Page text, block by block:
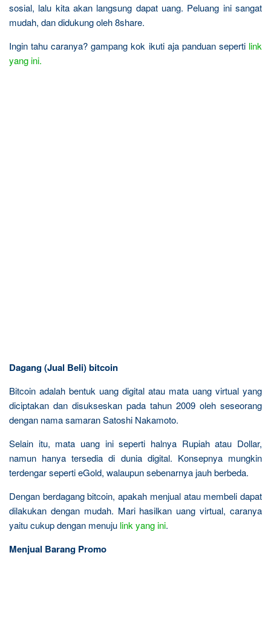
sosial, lalu kita akan langsung dapat uang. Peluang ini sangat
mudah, dan didukung oleh 8share.
Ingin tahu caranya? gampang kok ikuti aja panduan seperti link
yang ini.
Dagang (Jual Beli) bitcoin
Bitcoin adalah bentuk uang digital atau mata uang virtual yang
diciptakan dan disukseskan pada tahun 2009 oleh seseorang
dengan nama samaran Satoshi Nakamoto.
Selain itu, mata uang ini seperti halnya Rupiah atau Dollar,
namun hanya tersedia di dunia digital. Konsepnya mungkin
terdengar seperti eGold, walaupun sebenarnya jauh berbeda.
Dengan berdagang bitcoin, apakah menjual atau membeli dapat
dilakukan dengan mudah. Mari hasilkan uang virtual, caranya
yaitu cukup dengan menuju link yang ini.
Menjual Barang Promo